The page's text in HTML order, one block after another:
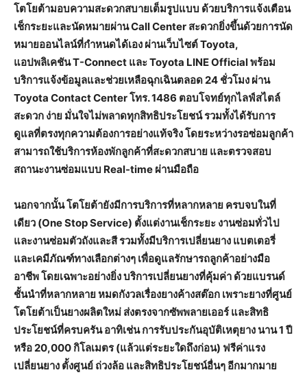
โตโยต้ามอบความสะดวกสบายเต็มรูปแบบ ด้วยบริการแจ้งเตือน
เช็กระยะและนัดหมายผ่านCall Center สะดวกยิ่งขึ้นด้วยการนัด
หมายออนไลน์ที่กำหนดได้เอง ผ่านเว็บไซต์ Toyota,
แอปพลิเคชัน T-Connect และ Toyota LINE Official พร้อม
บริการแจ้งข้อมูลและช่วยเหลือฉุกเฉินตลอด 24 ชั่วโมง ผ่าน
Toyota Contact Center โทร. 1486 ตอบโจทย์ทุกไลฟ์สไตล์
สะดวก ง่าย มั่นใจไม่พลาดทุกสิทธิประโยชน์ รวมทั้งได้รับการ
ดูแลที่ตรงทุกความต้องการอย่างแท้จริง โดยระหว่างรอซ่อมลูกค้า
สามารถใช้บริการห้องพักลูกค้าที่สะดวกสบาย และตรวจสอบ
สถานะงานซ่อมแบบ Real-time ผ่านมือถือ
นอกจากนั้น โตโยต้ายังมีการบริการที่หลากหลาย ครบจบในที่
เดียว (One Stop Service) ตั้งแต่งานเช็กระยะ งานซ่อมทั่วไป
และงานซ่อมตัวถังและสี รวมทั้งมีบริการเปลี่ยนยาง แบตเตอรี่
และเคมีภัณฑ์ทางเลือกต่างๆ เพื่อดูแลรักษารถลูกค้าอย่างมือ
อาชีพ โดยเฉพาะอย่างยิ่งบริการเปลี่ยนยางที่คุ้มค่า ด้วยแบรนด์
ชั้นนำที่หลากหลาย หมดกังวลเรื่องยางค้างสต๊อก เพราะยางที่ศูนย์
โตโยต้าเป็นยางผลิตใหม่ ส่งตรงจากซัพพลายเออร์ และสิทธิ
ประโยชน์ที่ครบครัน อาทิเช่น การรับประกันอุบัติเหตุยาง นาน1 ปี
หรือ20,000กิโลเมตร (แล้วแต่ระยะใดถึงก่อน) ฟรีค่าแรง
เปลี่ยนยาง ตั้งศูนย์ ถ่วงล้อ และสิทธิประโยชน์อื่นๆ อีกมากมาย